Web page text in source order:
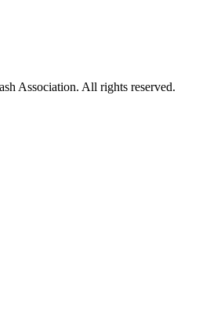
Association. All rights reserved.